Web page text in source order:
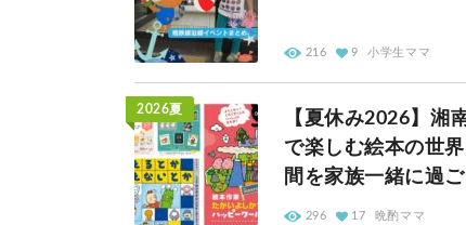
216 9 小学生ママ
2026夏
【夏休み2026】湘
で楽しむ絵本の世
間を家族一緒に過
296 17 晩酌ママ